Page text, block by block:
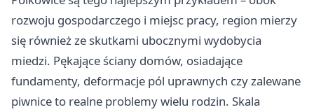
rozwoju gospodarczego i miejsc pracy, region mierzy
się również ze skutkami ubocznymi wydobycia
miedzi. Pękające ściany domów, osiadające
fundamenty, deformacje pól uprawnych czy zalewane
piwnice to realne problemy wielu rodzin. Skala